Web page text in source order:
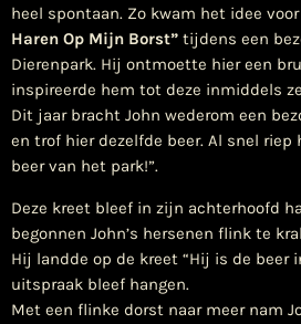
heel spontaan. Zo kwam het idee
Haren Op Mijn Borst” tijdens een
Dierenpark. Hij ontmoette hier een
inspireerde hem tot deze inmiddels
Dit jaar bracht John wederom een
en trof hier dezelfde beer. Al snel riep
beer van het park!”.
Deze kreet bleef in zijn achterhoofd
begonnen John’s hersenen flink te
Hij landde op de kreet “Hij is de beer
uitspraak bleef hangen.
Met een flinke dorst naar meer nam